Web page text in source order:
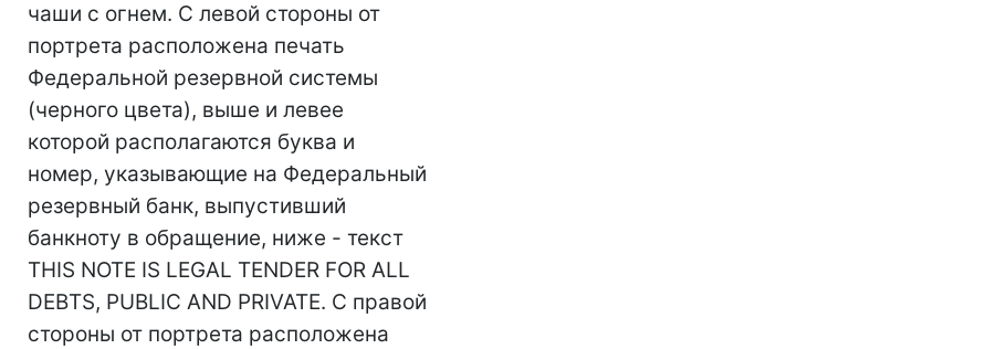
чаши с огнем. С левой стороны от
портрета расположена печать
Федеральной резервной системы
(черного цвета), выше и левее
которой располагаются буква и
номер, указывающие на Федеральный
резервный банк, выпустивший
банкноту в обращение, ниже - текст
THIS NOTE IS LEGAL TENDER FOR ALL
DEBTS, PUBLIC AND PRIVATE. С правой
стороны от портрета расположена